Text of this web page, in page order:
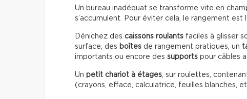
Un bureau inadéquat se transforme vite en
s’accumulent. Pour éviter cela, le rangement est
Dénichez des caissons roulants faciles à glisser
surface, des boîtes de rangement pratiques, un
importants ou encore des supports pour câbles
Un petit chariot à étages , sur roulettes,
(crayons, efface, calculatrice, feuilles blanches,